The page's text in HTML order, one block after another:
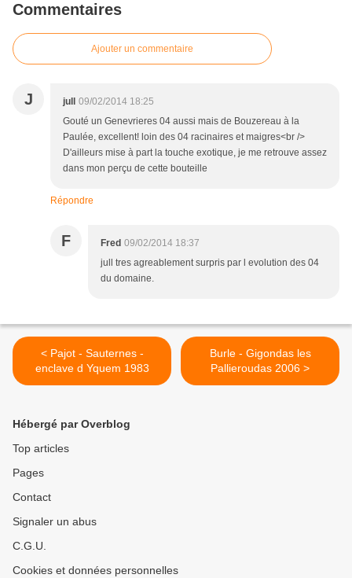
Commentaires
Ajouter un commentaire
J jull
09/02/2014 18:25
Gouté un Genevrieres 04 aussi mais de Bouzereau à la
Paulée, excellent! loin des 04 racinaires et maigres<br />
D'ailleurs mise à part la touche exotique, je me retrouve assez
dans mon perçu de cette bouteille
Répondre
F Fred 09/02/2014 18:37
jull tres agreablement surpris par l evolution des 04
du domaine.
< Pajot - Sauternes -
enclave d Yquem 1983
Burle - Gigondas les
Pallieroudas 2006 >
Hébergé par Overblog
Top articles
Pages
Contact
Signaler un abus
C.G.U.
Cookies et données personnelles